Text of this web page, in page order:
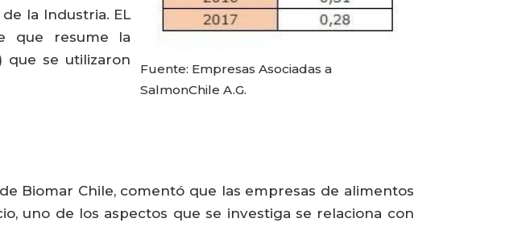
Fuente: Empresas Asociadas a
SalmonChile A.G.
la Industria. EL
que resume la
que se utilizaron
Biomar Chile, comentó que las empresas de alimentos
uno de los aspectos que se investiga se relaciona con